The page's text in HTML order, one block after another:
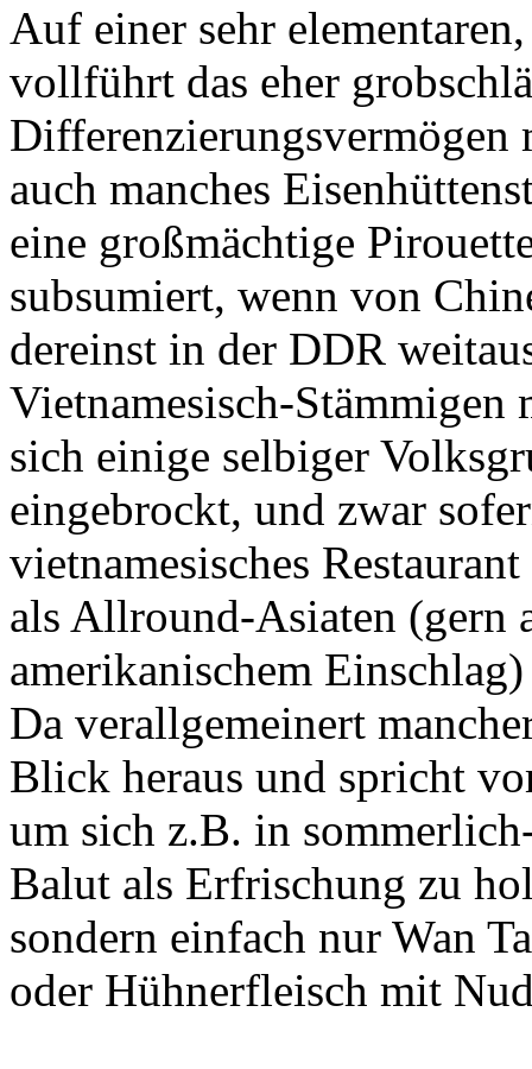
Auf einer sehr
vollführt das eher
Differenzierungsvermögen
auch manches
eine großmächtige
subsumiert, wenn von
dereinst in der DDR
Vietnamesisch-Stämmigen
sich einige selbiger
eingebrockt, und zwar
vietnamesisches
als Allround-Asiaten (gern
amerikanischem
Da verallgemeinert
Blick heraus und spricht
um sich z.B. in
Balut als Erfrischung zu
sondern einfach nur Wan
oder Hühnerfleisch mit